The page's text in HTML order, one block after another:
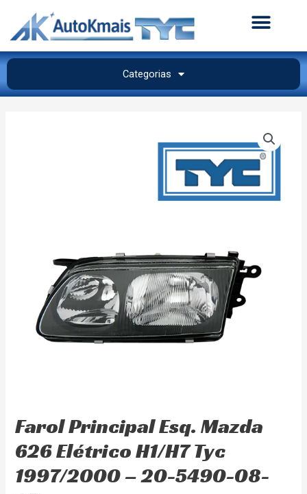
Categorias
Farol Principal Esq. Mazda
626 Elétrico H1/H7 Tyc
1997/2000 – 20-5490-08-